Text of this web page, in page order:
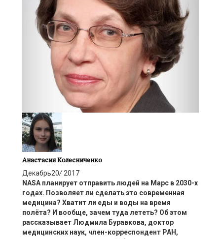
Анастасия Колесниченко
Декабрь20/2017
NASA планирует отправить людей на Марс в 2030-х
годах. Позволяет ли сделать это современная
медицина? Хватит ли еды и воды на время
полёта? И вообще, зачем туда лететь? Об этом
рассказывает Людмила Буравкова, доктор
медицинских наук, член-корреспондент РАН,